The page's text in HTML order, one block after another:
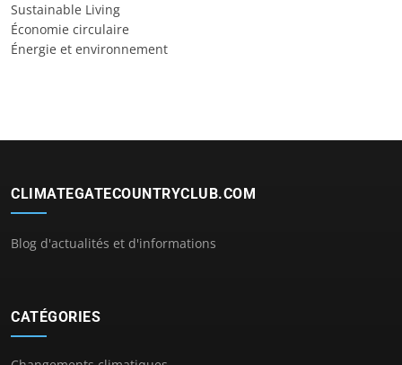
Sustainable Living
Économie circulaire
Énergie et environnement
CLIMATEGATECOUNTRYCLUB.COM
Blog d'actualités et d'informations
CATÉGORIES